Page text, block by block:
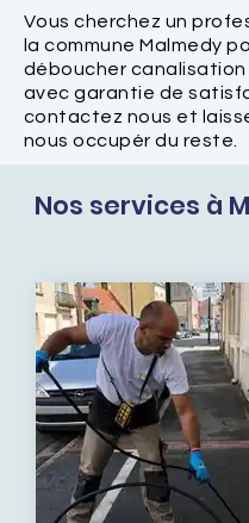
Vous cherchez un
la commune Malmedy
déboucher canalisation
avec garantie de
contactez nous et
nous occupér du reste.
Nos services à